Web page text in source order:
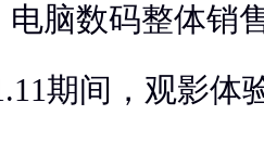
电脑数码整体销
期间，观影体